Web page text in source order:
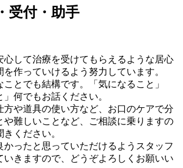
受付・助手
心して治療を受けてもらえるような居心
を作っていけるよう努力しています。
ことでも結構です。「気になること」
」何でもお話ください。
方や道具の使い方など、お口のケアで分
や難しいことなど、ご相談に乗りますの
ください。
かったと思っていただけるようスタッフ
いきますので、どうぞよろしくお願いい